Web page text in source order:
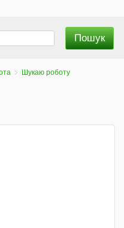
Шукаю роботу